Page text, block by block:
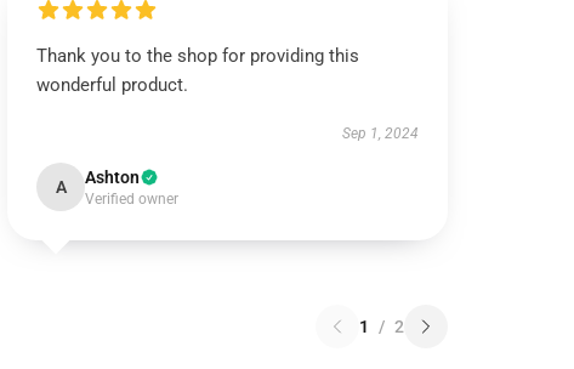
Thank you to the shop for providing this
wonderful product.
Sep 1, 2024
A Ashton
Verified owner
1 / 2